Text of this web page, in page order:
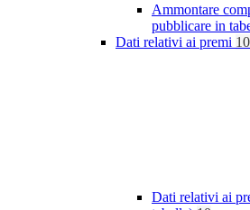
Ammontare
pubblicare in
Dati relativi ai premi 10
Dati relativi ai